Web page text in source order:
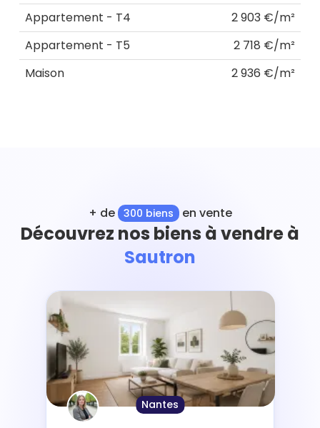
Appartement - T4
2 903 €/m²
Appartement - T5
2 718 €/m²
Maison
2 936 €/m²
+ de 300 biens en vente
Découvrez nos biens à vendre à
Sautron
Nantes